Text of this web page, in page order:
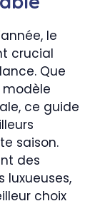
le
crucial
Que
modèle
ce guide
saison.
des
luxueuses,
choix